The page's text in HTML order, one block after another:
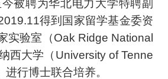
被聘为华北电力大学特聘副
得到国家留学基金委资
实验室（Oak Ridge National
西大学（University of Tenne
行博士联合培养。